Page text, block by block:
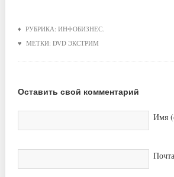
♦ РУБРИКА:ИНФОБИЗНЕС
♥ МЕТКИ:DVD ЭКСТРИМ
Оставить свой комментарий
Имя